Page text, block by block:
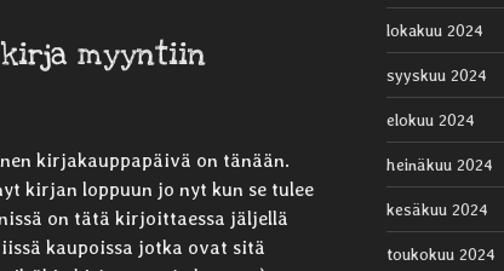
kirja myyntiin
kirjakauppapäivä on tänään.
kirjan loppuun jo nyt kun se tulee
on tätä kirjoittaessa jäljellä
kaupoissa jotka ovat sitä
lokakuu 2024
syyskuu 2024
elokuu 2024
heinäkuu 2024
kesäkuu 2024
toukokuu 2024